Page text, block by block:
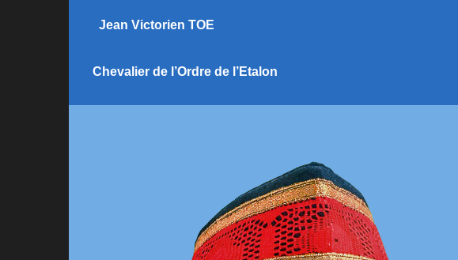
Jean Victorien TOE
Chevalier de l’Ordre de l’Etalon